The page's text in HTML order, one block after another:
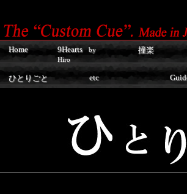
Home 9Hearts
by
Hiro
撞楽
ひとりごと etc